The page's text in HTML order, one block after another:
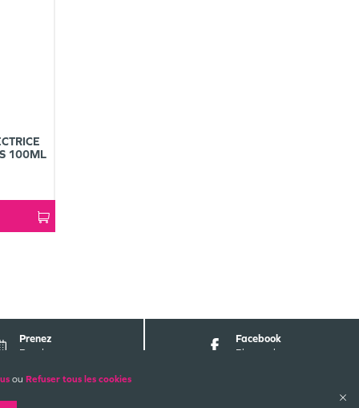
ou Refuser tous les cookies
100ML
Prenez
Rendez-vous
Facebook
Pharmabest